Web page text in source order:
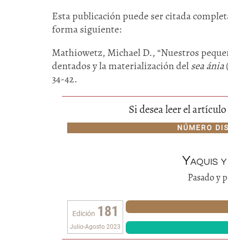
Esta publicación puede ser citada
forma siguiente:
Mathiowetz, Michael D., “Nuestros
dentados y la materialización delsea ánia
34-42.
Si desea leer el
NÚMERO
Yaquis y
Pasado y
Edición 181
Julio-Agosto 2023